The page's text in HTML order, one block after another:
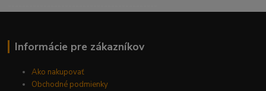
Informácie pre zákazníkov
Ako nakupovať
Obchodné podmienky